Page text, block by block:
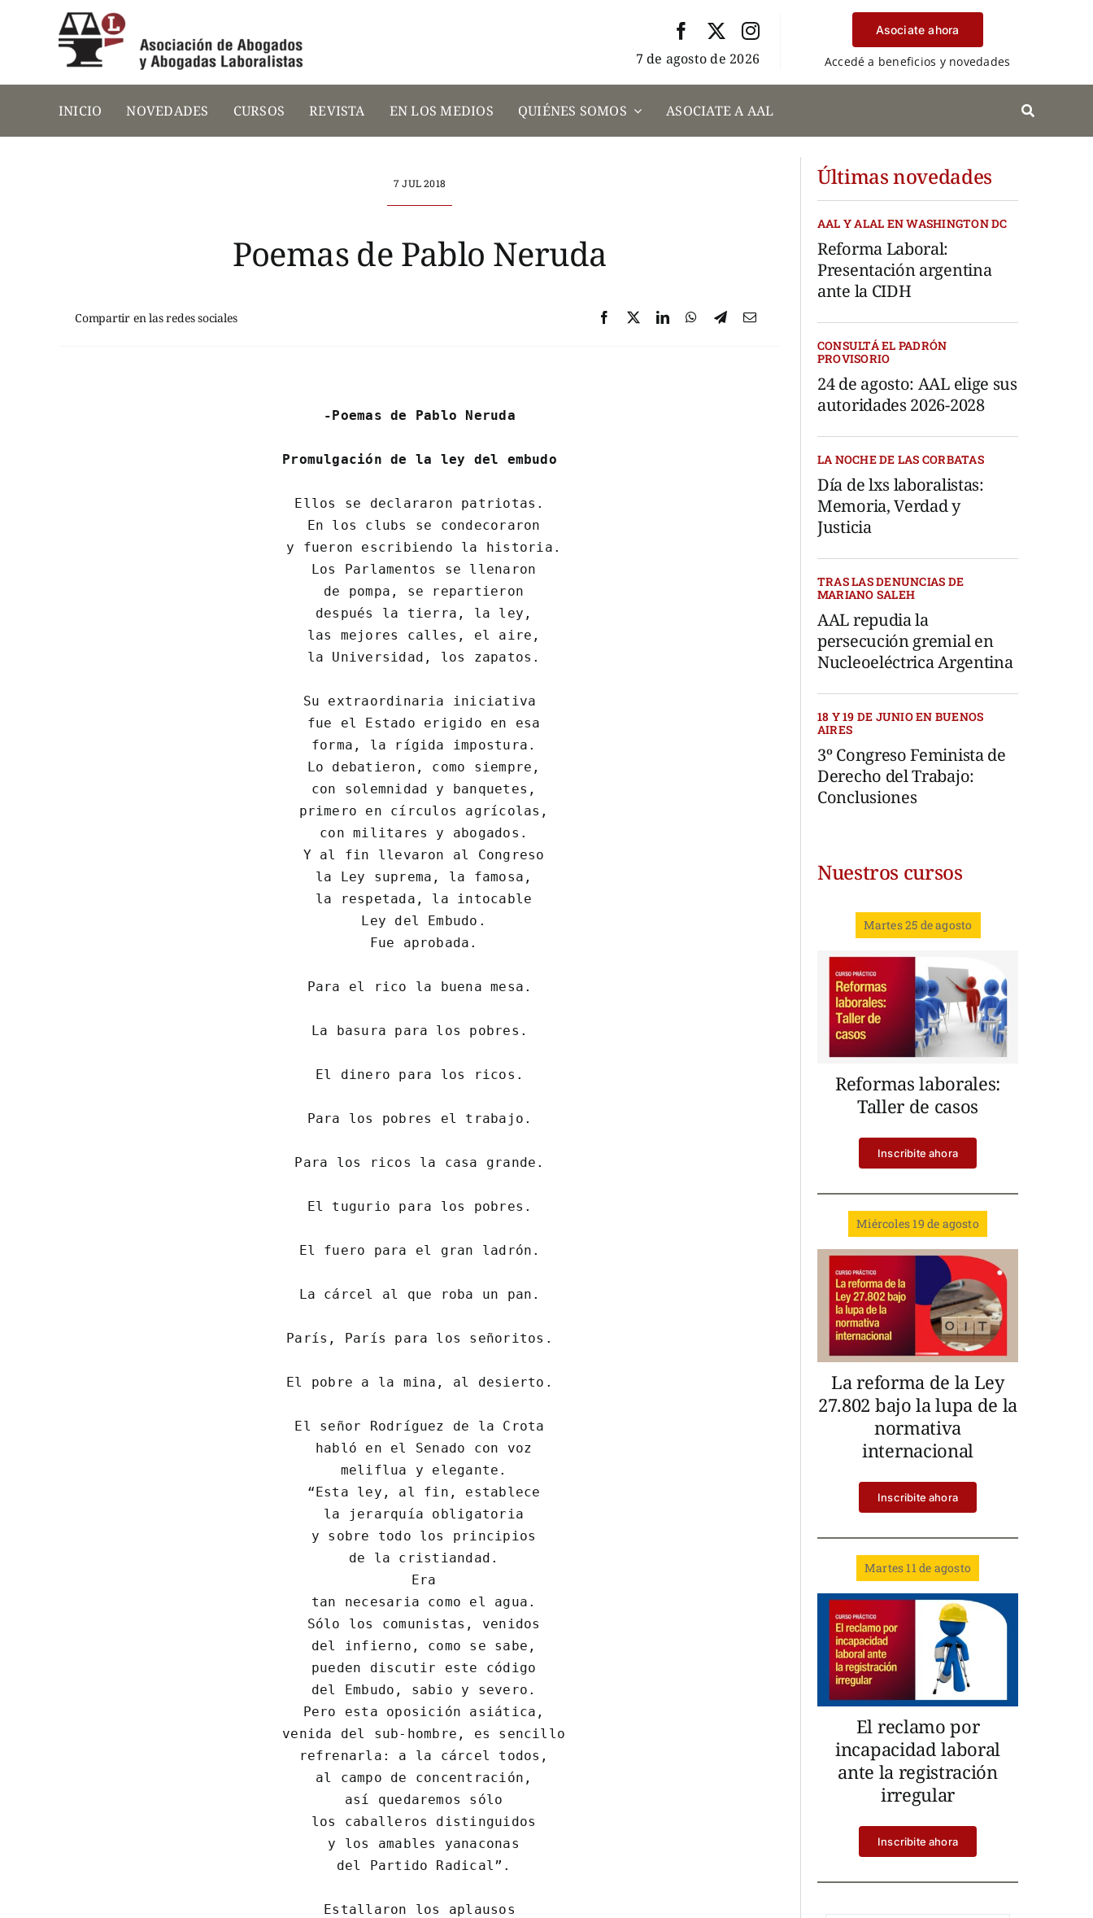
7 de agosto de 2026
Asociate ahora
Accedé a beneficios y novedades
INICIO NOVEDADES CURSOS REVISTA EN LOS MEDIOS QUIÉNES SOMOS ASOCIATE A AAL
7 JUL 2018
Poemas de Pablo Neruda
Compartir en las redes sociales
-Poemas de Pablo Neruda
Promulgación de la ley del embudo
Ellos se declararon patriotas.
En los clubs se condecoraron
y fueron escribiendo la historia.
Los Parlamentos se llenaron
de pompa, se repartieron
después la tierra, la ley,
las mejores calles, el aire,
la Universidad, los zapatos.
Su extraordinaria iniciativa
fue el Estado erigido en esa
forma, la rígida impostura.
Lo debatieron, como siempre,
con solemnidad y banquetes,
primero en círculos agrícolas,
con militares y abogados.
Y al fin llevaron al Congreso
la Ley suprema, la famosa,
la respetada, la intocable
Ley del Embudo.
Fue aprobada.
Para el rico la buena mesa.
La basura para los pobres.
El dinero para los ricos.
Para los pobres el trabajo.
Para los ricos la casa grande.
El tugurio para los pobres.
El fuero para el gran ladrón.
La cárcel al que roba un pan.
París, París para los señoritos.
El pobre a la mina, al desierto.
El señor Rodríguez de la Crota
habló en el Senado con voz
meliflua y elegante.
“Esta ley, al fin, establece
la jerarquía obligatoria
y sobre todo los principios
de la cristiandad.
Era
tan necesaria como el agua.
Sólo los comunistas, venidos
del infierno, como se sabe,
pueden discutir este código
del Embudo, sabio y severo.
Pero esta oposición asiática,
venida del sub-hombre, es sencillo
refrenarla: a la cárcel todos,
al campo de concentración,
así quedaremos sólo
los caballeros distinguidos
y los amables yanaconas
del Partido Radical”.
Estallaron los aplausos
Últimas novedades
AAL Y ALAL EN WASHINGTON DC
Reforma Laboral:
Presentación argentina
ante la CIDH
CONSULTÁ EL PADRÓN
PROVISORIO
24 de agosto: AAL elige sus
autoridades 2026-2028
LA NOCHE DE LAS CORBATAS
Día de lxs laboralistas:
Memoria, Verdad y
Justicia
TRAS LAS DENUNCIAS DE
MARIANO SALEH
AAL repudia la
persecución gremial en
Nucleoeléctrica Argentina
18 Y 19 DE JUNIO EN BUENOS
AIRES
3º Congreso Feminista de
Derecho del Trabajo:
Conclusiones
Nuestros cursos
Martes 25 de agosto
Reformas laborales:
Taller de casos
Inscribite ahora
Miércoles 19 de agosto
La reforma de la Ley
27.802 bajo la lupa de la
normativa
internacional
Inscribite ahora
Martes 11 de agosto
El reclamo por
incapacidad laboral
ante la registración
irregular
Inscribite ahora